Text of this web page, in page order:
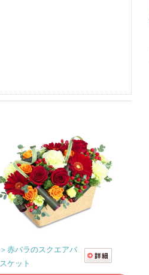
＞赤バラのスクエアバ
スケット